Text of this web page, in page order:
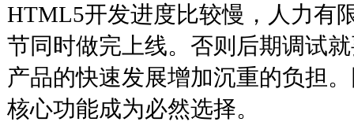
HTML5开发进度比较慢，人力有
节同时做完上线。否则后期调试
产品的快速发展增加沉重的负担
核心功能成为必然选择。